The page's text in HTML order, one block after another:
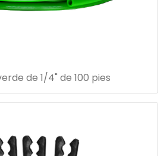
de 1/4" de 100 pies